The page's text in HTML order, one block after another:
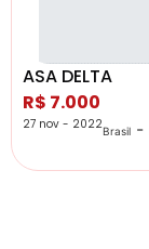
ASA DELTA
R$ 7.000
27 nov - 2022Brasil -